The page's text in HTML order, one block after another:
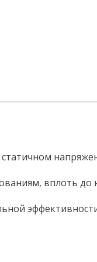
вплоть до